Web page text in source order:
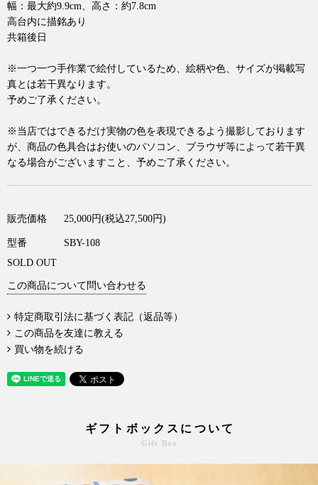
幅：最大約9.9cm、高さ：約7.8cm
高台内に描銘あり
共箱後日
※一つ一つ手作業で絵付しているため、絵柄や色、サイズが掲載写
真とは若干異なります。
予めご了承ください。
※当店ではできるだけ実物の色を表現できるよう撮影しております
が、商品の色具合はお使いのパソコン、ブラウザ等によって若干異
なる場合がございますこと、予めご了承ください。
販売価格 25,000円(税込27,500円)
型番
SBY-108
SOLD OUT
この商品について問い合わせる
特定商取引法に基づく表記（返品等）
この商品を友達に教える
買い物を続ける
ギフトボックスについて
Gift Box